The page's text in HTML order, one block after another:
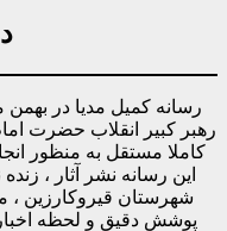
رهبر کبیر انقلاب حضرت
کاملا مستقل به منظور
این رسانه نشر آثار ،
شهرستان قیروکارزین ،
پوشش دقیق و لحظه